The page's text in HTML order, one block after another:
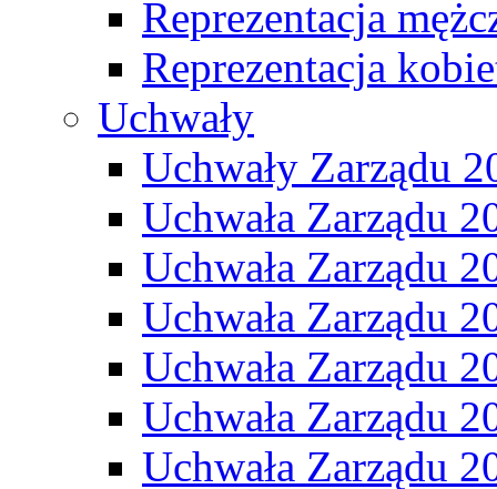
Reprezentacja
Reprezentacja
Uchwały
Uchwały Zarządu
Uchwała Zarządu
Uchwała Zarządu
Uchwała Zarządu
Uchwała Zarządu
Uchwała Zarządu
Uchwała Zarządu